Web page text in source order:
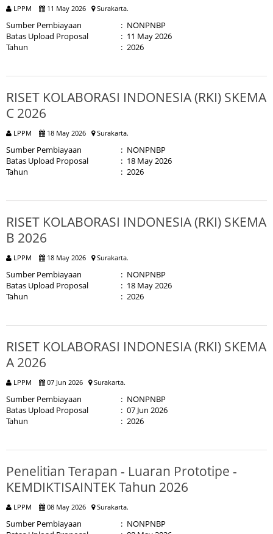
LPPM 11 May 2026 Surakarta.
Sumber Pembiayaan : NONPNBP
Batas Upload Proposal
: 11 May 2026
Tahun
: 2026
RISET KOLABORASI INDONESIA (RKI) SKEMA
C 2026
LPPM 18 May 2026 Surakarta.
Sumber Pembiayaan : NONPNBP
Batas Upload Proposal
: 18 May 2026
Tahun
: 2026
RISET KOLABORASI INDONESIA (RKI) SKEMA
B 2026
LPPM 18 May 2026 Surakarta.
Sumber Pembiayaan : NONPNBP
Batas Upload Proposal
: 18 May 2026
Tahun
: 2026
RISET KOLABORASI INDONESIA (RKI) SKEMA
A 2026
LPPM 07 Jun 2026 Surakarta.
Sumber Pembiayaan : NONPNBP
Batas Upload Proposal
: 07 Jun 2026
Tahun
: 2026
Penelitian Terapan - Luaran Prototipe -
KEMDIKTISAINTEK Tahun 2026
LPPM 08 May 2026 Surakarta.
Sumber Pembiayaan : NONPNBP